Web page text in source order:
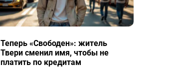
Теперь «Свободен»: житель
Твери сменил имя, чтобы не
платить по кредитам